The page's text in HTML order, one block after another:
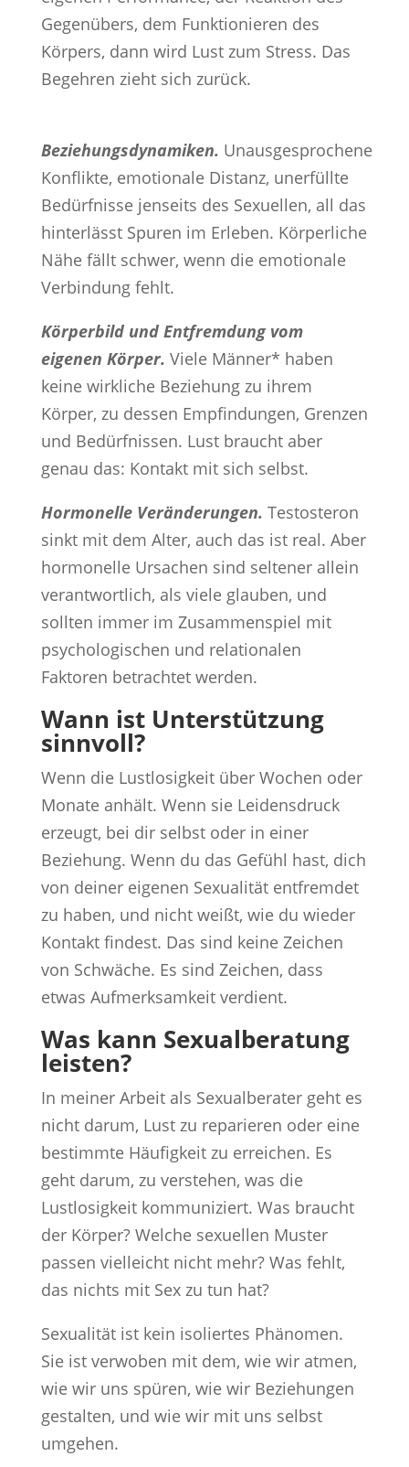
Gegenübers, dem Funktionieren des
Körpers, dann wird Lust zum Stress. Das
Begehren zieht sich zurück.
Beziehungsdynamiken. Unausgesprochene
Konflikte, emotionale Distanz, unerfüllte
Bedürfnisse jenseits des Sexuellen, all das
hinterlässt Spuren im Erleben. Körperliche
Nähe fällt schwer, wenn die emotionale
Verbindung fehlt.
Körperbild und Entfremdung vom
eigenen Körper. Viele Männer* haben
keine wirkliche Beziehung zu ihrem
Körper, zu dessen Empfindungen, Grenzen
und Bedürfnissen. Lust braucht aber
genau das: Kontakt mit sich selbst.
Hormonelle Veränderungen. Testosteron
sinkt mit dem Alter, auch das ist real. Aber
hormonelle Ursachen sind seltener allein
verantwortlich, als viele glauben, und
sollten immer im Zusammenspiel mit
psychologischen und relationalen
Faktoren betrachtet werden.
Wann ist Unterstützung
sinnvoll?
Wenn die Lustlosigkeit über Wochen oder
Monate anhält. Wenn sie Leidensdruck
erzeugt, bei dir selbst oder in einer
Beziehung. Wenn du das Gefühl hast, dich
von deiner eigenen Sexualität entfremdet
zu haben, und nicht weißt, wie du wieder
Kontakt findest. Das sind keine Zeichen
von Schwäche. Es sind Zeichen, dass
etwas Aufmerksamkeit verdient.
Was kann Sexualberatung
leisten?
In meiner Arbeit als Sexualberater geht es
nicht darum, Lust zu reparieren oder eine
bestimmte Häufigkeit zu erreichen. Es
geht darum, zu verstehen, was die
Lustlosigkeit kommuniziert. Was braucht
der Körper? Welche sexuellen Muster
passen vielleicht nicht mehr? Was fehlt,
das nichts mit Sex zu tun hat?
Sexualität ist kein isoliertes Phänomen.
Sie ist verwoben mit dem, wie wir atmen,
wie wir uns spüren, wie wir Beziehungen
gestalten, und wie wir mit uns selbst
umgehen.